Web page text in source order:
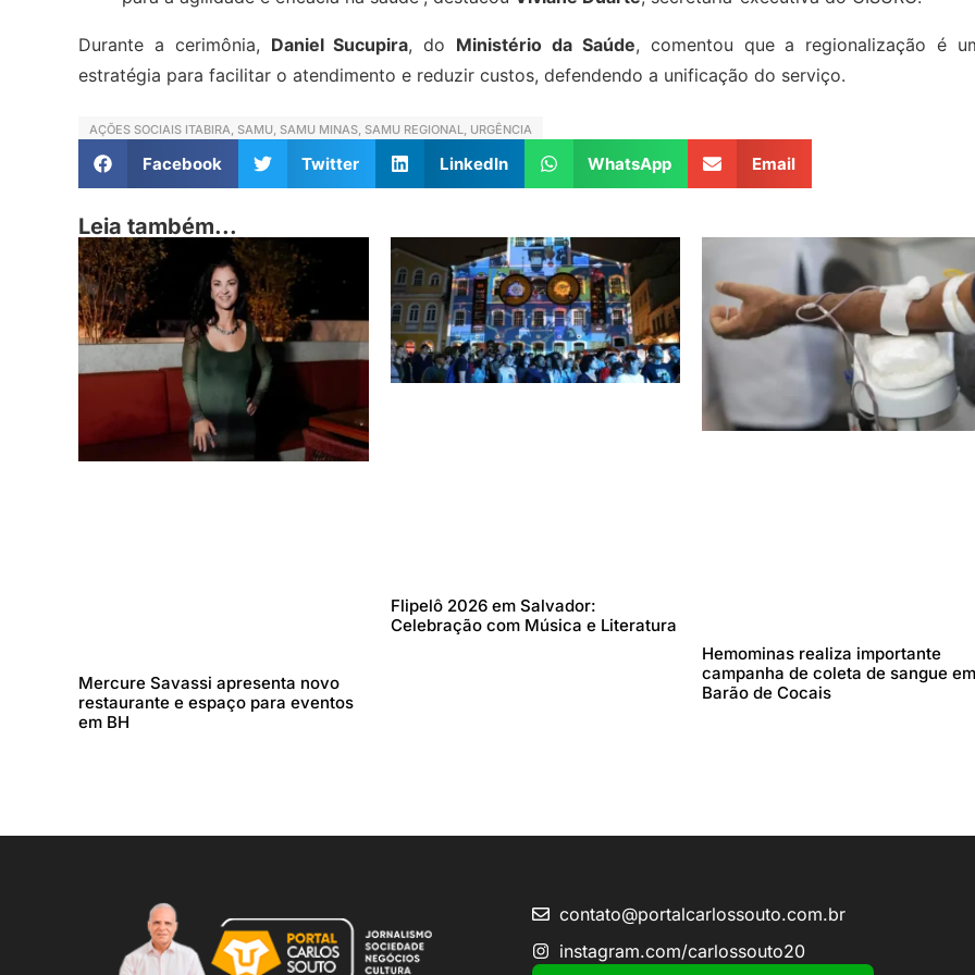
Durante a cerimônia, Daniel Sucupira, do Ministério da Saúde, comentou que a regionalização é
estratégia para facilitar o atendimento e reduzir custos, defendendo a unificação do serviço.
AÇÕES SOCIAIS ITABIRA, SAMU, SAMU MINAS, SAMU REGIONAL, URGÊNCIA
Facebook Twitter LinkedIn WhatsApp Email
Leia também...
Mercure Savassi apresenta novo
restaurante e espaço para eventos
em BH
Flipelô 2026 em Salvador:
Celebração com Música e Literatura
Hemominas realiza importante
campanha de coleta de sangue
Barão de Cocais
contato@portalcarlossouto.com.br
instagram.com/carlossouto20